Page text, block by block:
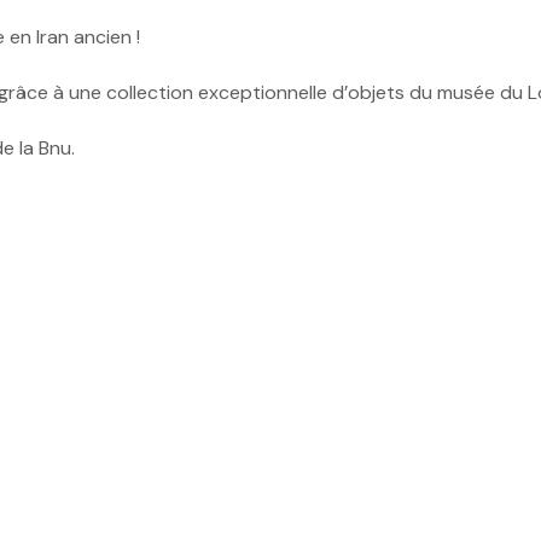
Iran ancien !
à une collection exceptionnelle d’objets du musée du
la Bnu.